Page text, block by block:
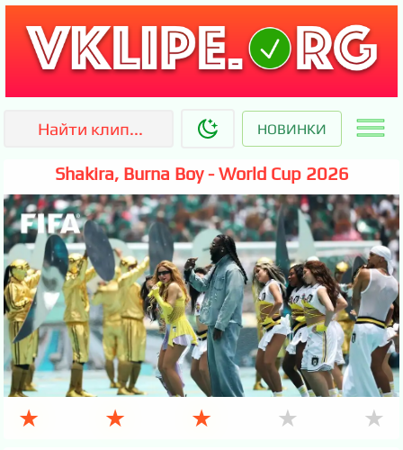
НОВИНКИ
Shakira, Burna Boy - World Cup 2026
★ ★ ★ ★ ★